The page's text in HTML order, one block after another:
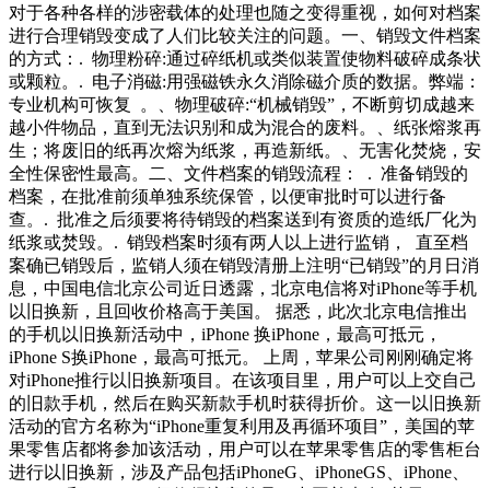
对于各种各样的涉密载体的处理也随之变得重视，如何对档案
进行合理销毁变成了人们比较关注的问题。一、销毁文件档案
的方式：. 物理粉碎:通过碎纸机或类似装置使物料破碎成条状
或颗粒。. 电子消磁:用强磁铁永久消除磁介质的数据。弊端：
专业机构可恢复 。、物理破碎:“机械销毁”，不断剪切成越来
越小件物品，直到无法识别和成为混合的废料。、纸张熔浆再
生；将废旧的纸再次熔为纸浆，再造新纸。、无害化焚烧，安
全性保密性最高。二、文件档案的销毁流程： . 准备销毁的
档案，在批准前须单独系统保管，以便审批时可以进行备
查。. 批准之后须要将待销毁的档案送到有资质的造纸厂化为
纸浆或焚毁。. 销毁档案时须有两人以上进行监销， 直至档
案确已销毁后，监销人须在销毁清册上注明“已销毁”的月日消
息，中国电信北京公司近日透露，北京电信将对iPhone等手机
以旧换新，且回收价格高于美国。 据悉，此次北京电信推出
的手机以旧换新活动中，iPhone 换iPhone，最高可抵元，
iPhone S换iPhone，最高可抵元。 上周，苹果公司刚刚确定将
对iPhone推行以旧换新项目。在该项目里，用户可以上交自己
的旧款手机，然后在购买新款手机时获得折价。这一以旧换新
活动的官方名称为“iPhone重复利用及再循环项目”，美国的苹
果零售店都将参加该活动，用户可以在苹果零售店的零售柜台
进行以旧换新，涉及产品包括iPhoneG、iPhoneGS、iPhone、